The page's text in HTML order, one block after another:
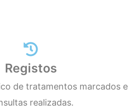
Registos
de tratamentos marcados e
realizadas.